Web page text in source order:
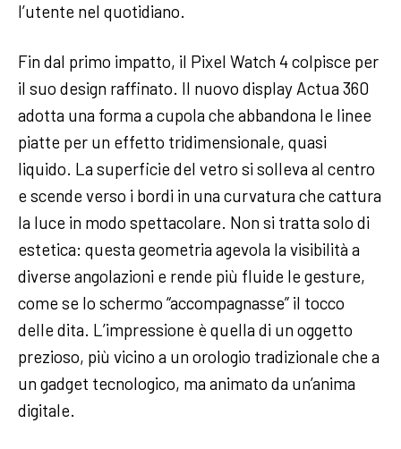
l’utente nel quotidiano.
Fin dal primo impatto, il Pixel Watch 4 colpisce per
il suo design raffinato. Il nuovo display Actua 360
adotta una forma a cupola che abbandona le linee
piatte per un effetto tridimensionale, quasi
liquido. La superficie del vetro si solleva al centro
e scende verso i bordi in una curvatura che cattura
la luce in modo spettacolare. Non si tratta solo di
estetica: questa geometria agevola la visibilità a
diverse angolazioni e rende più fluide le gesture,
come se lo schermo “accompagnasse” il tocco
delle dita. L’impressione è quella di un oggetto
prezioso, più vicino a un orologio tradizionale che a
un gadget tecnologico, ma animato da un’anima
digitale.